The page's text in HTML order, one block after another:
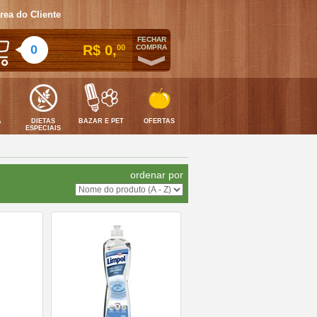
do Cliente
0 R$ 0,00
FECHAR
COMPRA
DIETAS
ESPECIAIS
BAZAR E PET OFERTAS
ordenar por